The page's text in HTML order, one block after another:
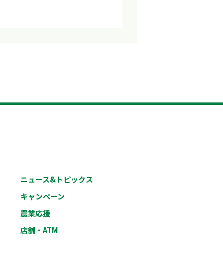
ニュース&トピックス
キャンペーン
農業応援
店舗・ATM